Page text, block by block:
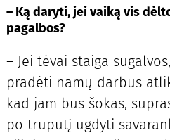
– Ką daryti, jei vaiką vis
pagalbos?
– Jei tėvai staiga
pradėti namų darbus
kad jam bus šokas,
po truputį ugdyti